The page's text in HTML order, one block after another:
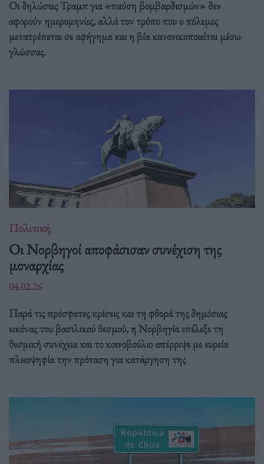
Οι δηλώσεις Τραμπ για «παύση βομβαρδισμών» δεν
αφορούν ημερομηνίες, αλλά τον τρόπο που ο πόλεμος
μετατρέπεται σε αφήγημα και η βία κανονικοποιείται μέσω
γλώσσας.
Πολιτική
Οι Νορβηγοί αποφάσισαν συνέχιση της
μοναρχίας
04.02.26
Παρά τις πρόσφατες κρίσεις και τη φθορά της δημόσιας
εικόνας του βασιλικού θεσμού, η Νορβηγία επέλεξε τη
θεσμική συνέχεια και το κοινοβούλιο απέρριψε με ευρεία
πλειοψηφία την πρόταση για κατάργηση της